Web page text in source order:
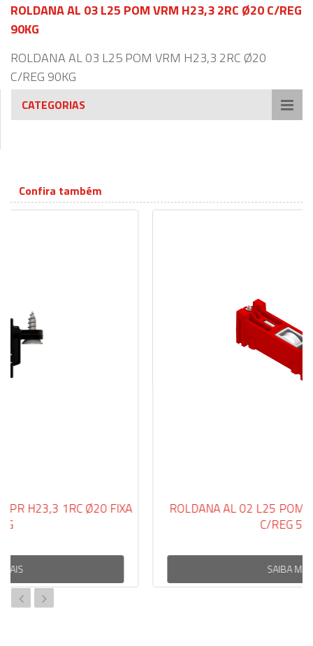
ROLDANA AL 03 L25 POM VRM H23,3 2RC Ø20 C/REG
90KG
ROLDANA AL 03 L25 POM VRM H23,3 2RC Ø20
C/REG 90KG
CATEGORIAS
Confira também
FIXA
ROLDANA AL 02 L25 POM VRM H23,3 1RC